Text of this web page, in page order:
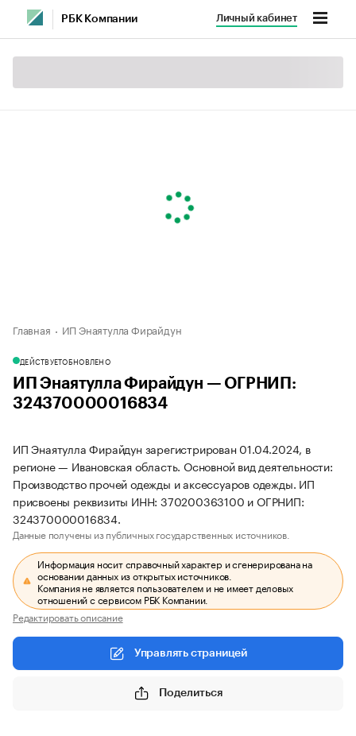
РБК Компании Личный кабинет
Главная ИП Энаятулла Фирайдун
ДЕЙСТВУЕТОБНОВЛЕНО
ИП Энаятулла Фирайдун — ОГРНИП:
324370000016834
ИП Энаятулла Фирайдун зарегистрирован 01.04.2024, в
регионе — Ивановская область. Основной вид деятельности:
Производство прочей одежды и аксессуаров одежды. ИП
присвоены реквизиты ИНН: 370200363100 и ОГРНИП:
324370000016834.
Данные получены из публичных государственных источников.
Информация носит справочный характер и сгенерирована на
основании данных из открытых источников.
Компания не является пользователем и не имеет деловых
отношений с сервисом РБК Компании.
Редактировать описание
Управлять страницей
Поделиться